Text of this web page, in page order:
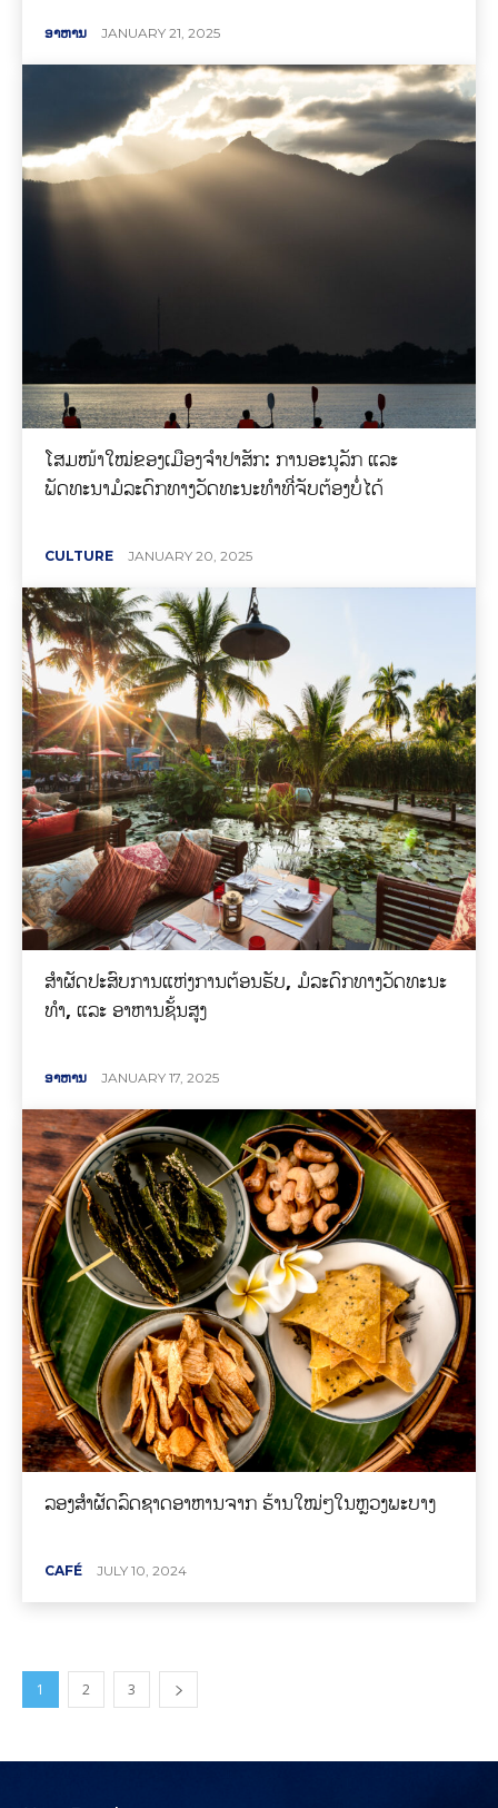
ອາຫານ JANUARY 21, 2025
ໂສມໜ້າໃໝ່ຂອງເມືອງຈໍາປາສັກ: ການອະນຸລັກ ແລະ
ພັດທະນາມໍລະດົກທາງວັດທະນະທໍາທີ່ຈັບຕ້ອງບໍ່ໄດ້
CULTURE JANUARY 20, 2025
ສໍາຜັດປະສົບການແຫ່ງການຕ້ອນຮັບ, ມໍລະດົກທາງວັດທະນະ
ທໍາ, ແລະ ອາຫານຊັ້ນສູງ
ອາຫານ JANUARY 17, 2025
ລອງສໍາຜັດລົດຊາດອາຫານຈາກ ຮ້ານໃໝ່ໆໃນຫຼວງພະບາງ
CAFÉ JULY 10, 2024
1 2 3